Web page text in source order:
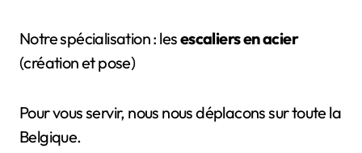
Notre spécialisation : lesescaliers en acier
(création et pose)
Pour vous servir, nous nous déplacons sur toute la
Belgique.